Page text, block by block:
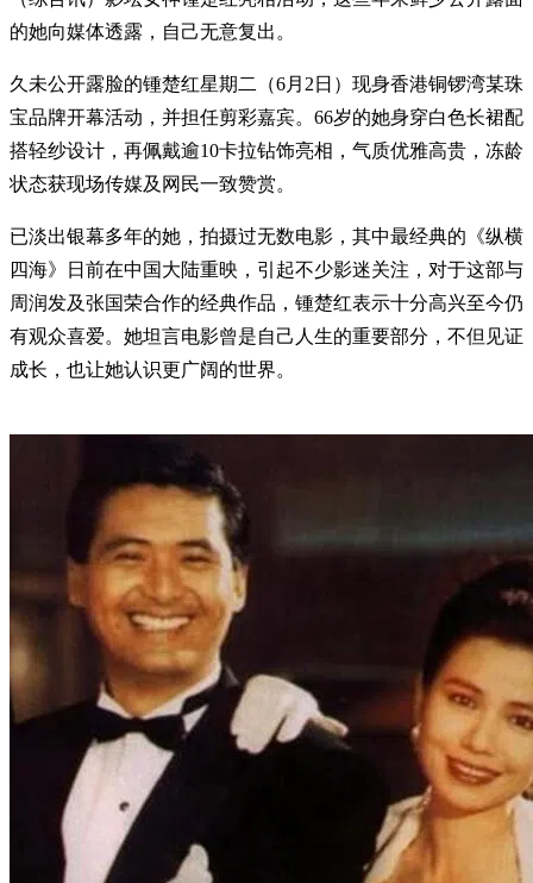
的她向媒体透露，自己无意复出。
久未公开露脸的锺楚红星期二（6月2日）现身香港铜锣湾某珠
宝品牌开幕活动，并担任剪彩嘉宾。66岁的她身穿白色长裙配
搭轻纱设计，再佩戴逾10卡拉钻饰亮相，气质优雅高贵，冻龄
状态获现场传媒及网民一致赞赏。
已淡出银幕多年的她，拍摄过无数电影，其中最经典的《纵横
四海》日前在中国大陆重映，引起不少影迷关注，对于这部与
周润发及张国荣合作的经典作品，锺楚红表示十分高兴至今仍
有观众喜爱。她坦言电影曾是自己人生的重要部分，不但见证
成长，也让她认识更广阔的世界。